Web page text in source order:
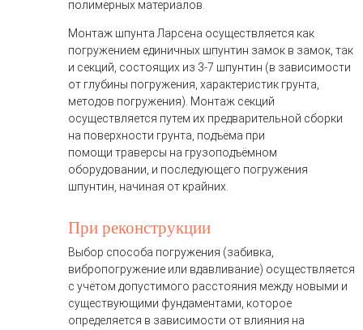
полимерных материалов.
Монтаж шпунта Ларсена осуществляется как
погружением единичных шпунтин замок в замок, так
и секций, состоящих из 3-7 шпунтин (в зависимости
от глубины погружения, характеристик грунта,
методов погружения). Монтаж секций
осуществляется путем их предварительной сборки
на поверхности грунта, подъёма при
помощи траверсы на грузоподъёмном
оборудовании, и последующего погружения
шпунтин, начиная от крайних.
При реконструкции
Выбор способа погружения (забивка,
вибропогружение или вдавливание) осуществляется
с учётом допустимого расстояния между новыми и
существующими фундаментами, которое
определяется в зависимости от влияния на